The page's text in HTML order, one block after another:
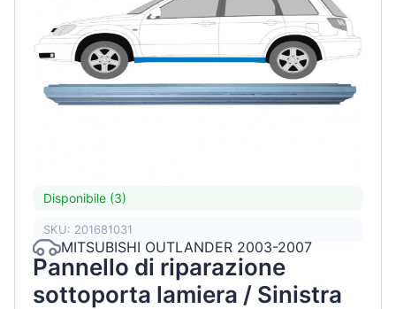
Disponibile (3)
SKU: 201681031
MITSUBISHI OUTLANDER 2003-2007
Pannello di riparazione
sottoporta lamiera / Sinistra